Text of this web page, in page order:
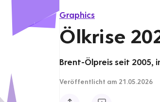
Graphics
Ölkrise
Brent-Ölpreis seit 2005,
Veröffentlicht am 21.05.2026